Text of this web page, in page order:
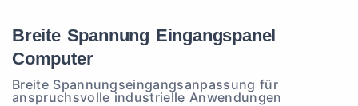
Breite Spannung Eingangspanel
Computer
Breite Spannungseingangsanpassung für
anspruchsvolle industrielle Anwendungen